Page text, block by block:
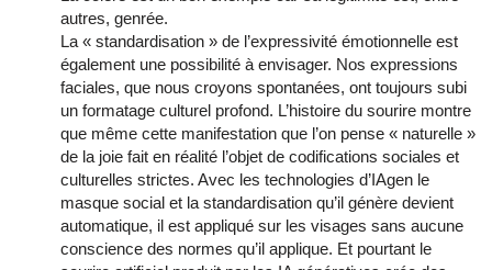
autres, genrée.
La « standardisation » de l’expressivité émotionnelle est
également une possibilité à envisager. Nos expressions
faciales, que nous croyons spontanées, ont toujours subi
un formatage culturel profond. L’histoire du sourire montre
que même cette manifestation que l’on pense « naturelle »
de la joie fait en réalité l’objet de codifications sociales et
culturelles strictes. Avec les technologies d’IAgen le
masque social et la standardisation qu’il génère devient
automatique, il est appliqué sur les visages sans aucune
conscience des normes qu’il applique. Et pourtant le